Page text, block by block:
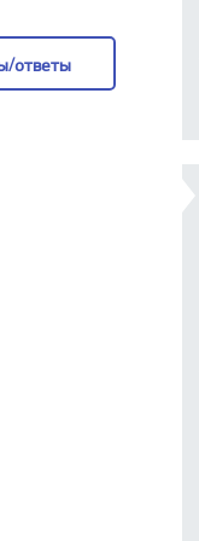
ответы